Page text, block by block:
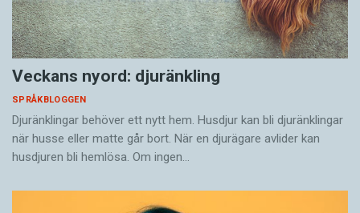
Veckans nyord: djuränkling
SPRÅKBLOGGEN
Djuränklingar behöver ett nytt hem. Husdjur kan bli djuränklingar
när husse eller matte går bort. När en djurägare avlider kan
husdjuren bli hemlösa. Om ingen…